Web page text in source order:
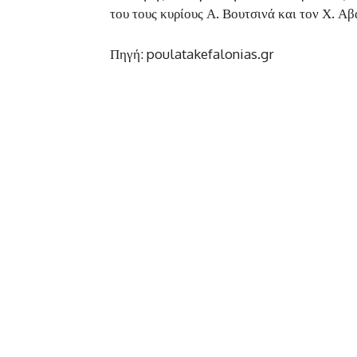
του τους κυρίους Α. Βουτσινά και τον Χ.
Πηγή: poulatakefalonias.gr